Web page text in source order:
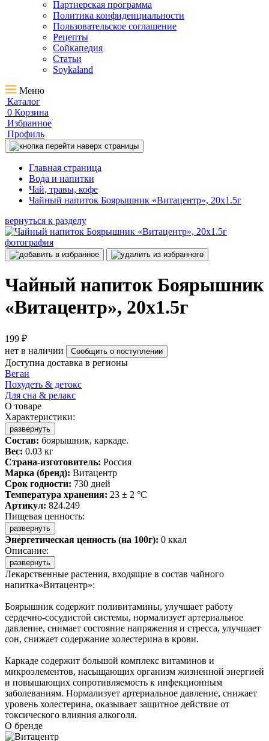
Партнерская программа
Политика конфиденциальности
Пользовательское соглашение
Рецепты
Сойкапедия
Статьи
Soykaland
Меню
Каталог
0 Корзина
Избранное
Профиль
Главная страница
Вода и напитки
Чай, травы, кофе
Чайный напиток Боярышник «Витацентр», 20x1.5г
вернуться к разделу
Чайный напиток Боярышник
«Витацентр», 20x1.5г
199 ₽
нет в наличии
Сообщить о поступлении
Доступна доставка в регионы
Веган
Похудеть & детокс
Для сна & релакс
О товаре
Характеристики:
развернуть
Состав: боярышник, каркаде.
Вес: 0.03 кг
Страна-изготовитель: Россия
Марка (бренд): Витацентр
Срок годности: 730 дней
Температура хранения: 23 ± 2 °C
Артикул: 824.249
Пищевая ценность:
развернуть
Энергетическая ценность (на 100г): 0 ккал
Описание:
развернуть
Лекарственные растения, входящие в состав чайного
напитка«Витацентр»:
Боярышник содержит поливитамины, улучшает работу
сердечно-сосудистой системы, нормализует артериальное
давление, снимает состояние напряжения и стресса, улучшает
сон, снижает содержание холестерина в крови.
Каркаде содержит большой комплекс витаминов и
микроэлементов, насыщающих организм жизненной энергией
и повышающих сопротивляемость к инфекционным
заболеваниям. Нормализует артериальное давление, снижает
уровень холестерина, оказывает защитное действие от
токсического влияния алкоголя.
О бренде